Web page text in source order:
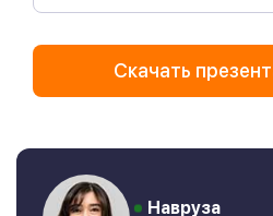
Скачать
Навруза